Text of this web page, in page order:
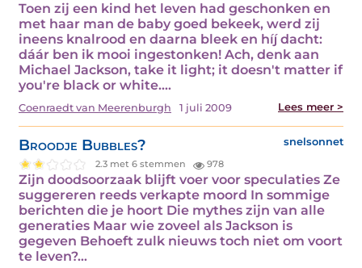
Toen zij een kind het leven had geschonken en
met haar man de baby goed bekeek, werd zij
ineens knalrood en daarna bleek en híj dacht:
dáár ben ik mooi ingestonken! Ach, denk aan
Michael Jackson, take it light; it doesn't matter if
you're black or white.…
Coenraedt van Meerenburgh 1 juli 2009 Lees meer >
Broodje Bubbles? snelsonnet
2.3 met 6 stemmen 978
Zijn doodsoorzaak blijft voer voor speculaties Ze
suggereren reeds verkapte moord In sommige
berichten die je hoort Die mythes zijn van alle
generaties Maar wie zoveel als Jackson is
gegeven Behoeft zulk nieuws toch niet om voort
te leven?…